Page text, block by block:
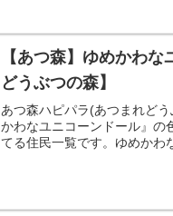
【あつ森】ゆめかわ
どうぶつの森】
あつ森ハピパラ(あつまれど
かわなユニコーンドール』の
てる住民一覧です。ゆめかわ